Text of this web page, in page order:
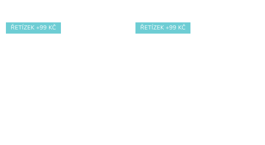
ŘETÍZEK +99 KČ ŘETÍZEK +99 KČ